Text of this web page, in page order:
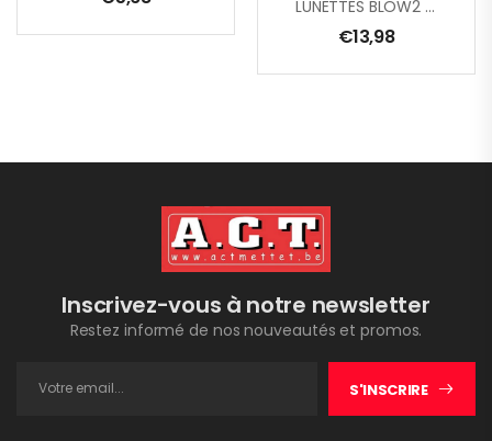
LUNETTES BLOW2 INCOLORE
€13,98
Inscrivez-vous à notre newsletter
Restez informé de nos nouveautés et promos.
S'INSCRIRE